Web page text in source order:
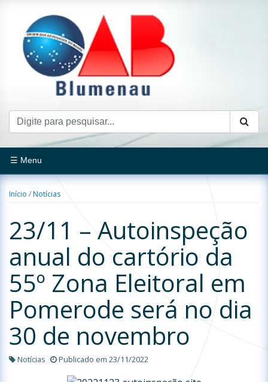
☰ Menu
Início /Notícias
23/11 – Autoinspeção
anual do cartório da
55º Zona Eleitoral em
Pomerode será no dia
30 de novembro
Notícias Publicado em 23/11/2022